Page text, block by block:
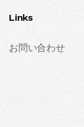
Links
お問い合わせ